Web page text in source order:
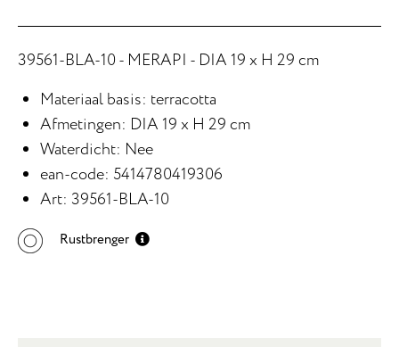
39561-BLA-10 - MERAPI - DIA 19 x H 29 cm
Materiaal basis: terracotta
Afmetingen: DIA 19 x H 29 cm
Waterdicht: Nee
ean-code: 5414780419306
Art: 39561-BLA-10
Rustbrenger